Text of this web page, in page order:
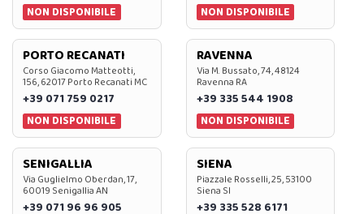
NON DISPONIBILE
NON DISPONIBILE
PORTO RECANATI
Corso Giacomo Matteotti,
156, 62017 Porto Recanati MC
+39 071 759 0217
NON DISPONIBILE
RAVENNA
Via M. Bussato, 74, 48124
Ravenna RA
+39 335 544 1908
NON DISPONIBILE
SENIGALLIA
Via Guglielmo Oberdan, 17,
60019 Senigallia AN
+39 071 96 96 905
SIENA
Piazzale Rosselli, 25, 53100
Siena SI
+39 335 528 6171